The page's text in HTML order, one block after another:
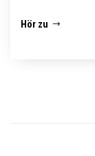
Hör zu